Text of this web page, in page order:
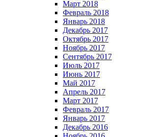
Март 2018
Февраль 2018
Январь 2018
Декабрь 2017
Октябрь 2017
Ноябрь 2017
Сентябрь 2017
Июль 2017
Июнь 2017
Май 2017
Апрель 2017
Март 2017
Февраль 2017
Январь 2017
Декабрь 2016